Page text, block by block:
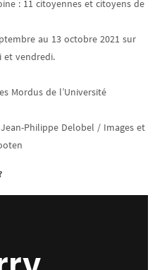
: 11 citoyennes et citoyens de
au 13 octobre 2021 sur
et vendredi.
Mordus de l’Université
Philippe Delobel / Images et